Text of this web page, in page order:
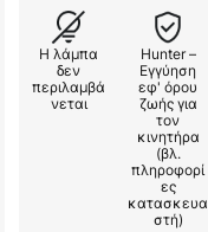
Η λάμπα
δεν
περιλαμβά
νεται
Hunter –
Εγγύηση
εφ' όρου
ζωής για
τον
κινητήρα
(βλ.
πληροφορί
ες
κατασκευα
στή)